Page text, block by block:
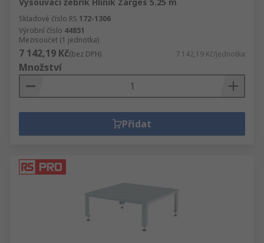
Skladové číslo RS 172-1306
Výrobní číslo 44851
Mezisoučet (1 jednotka)
7 142,19 Kč(bez DPH) 7 142,19 Kč/jednotka
Množství
Přidat